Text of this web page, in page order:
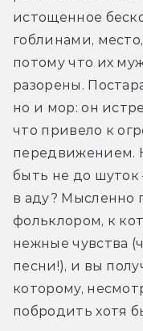
истощенное
гоблинами,
потому что их
разорены.
но и мор: он
что привело к
передвижением.
быть не до шуток
в аду? Мысленно
фольклором, к
нежные чувства
песни!), и вы
которому,
побродить хотя